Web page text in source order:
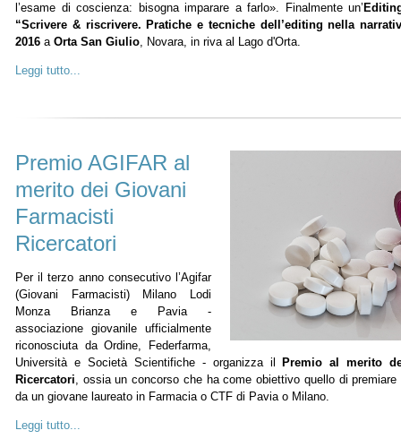
l’esame di coscienza: bisogna imparare a farlo». Finalmente un’
“Scrivere & riscrivere. Pratiche e tecniche dell’editing nella
2016 a Orta San Giulio, Novara, in riva al Lago d'Orta.
Leggi tutto...
Premio AGIFAR al
merito dei Giovani
Farmacisti
Ricercatori
Per il terzo anno consecutivo l’Agifar
(Giovani Farmacisti) Milano Lodi
Monza Brianza e Pavia -
associazione giovanile ufficialmente
riconosciuta da Ordine, Federfarma,
Università e Società Scientifiche - organizza il
Premio al merito
Ricercatori, ossia un concorso che ha come obiettivo quello di
da un giovane laureato in Farmacia o CTF di Pavia o Milano.
Leggi tutto...